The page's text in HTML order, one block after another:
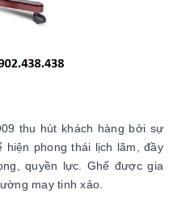
thu hút khách hàng bởi sự
phong thái lịch lãm, đầy
quyền lực. Ghế được gia
may tinh xảo.